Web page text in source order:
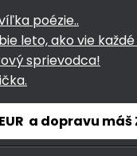
poézie..
leto, ako vie
sprievodca!
a dopravu máš